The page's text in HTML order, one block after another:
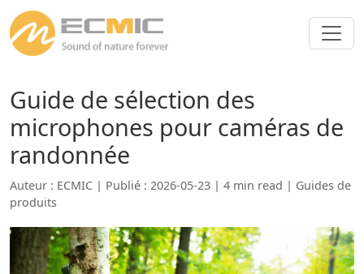
Guide de sélection des
microphones pour caméras de
randonnée
Auteur : ECMIC | Publié : 2026-05-23 | 4 min read | Guides de
produits